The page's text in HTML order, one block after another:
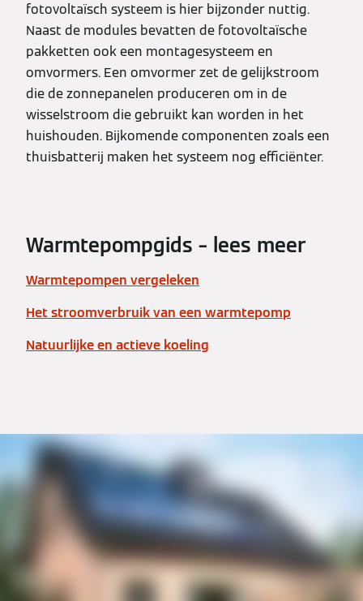
fotovoltaïsch systeem is hier bijzonder nuttig.
Naast de modules bevatten de fotovoltaïsche
pakketten ook een montagesysteem en
omvormers. Een omvormer zet de gelijkstroom
die de zonnepanelen produceren om in de
wisselstroom die gebruikt kan worden in het
huishouden. Bijkomende componenten zoals een
thuisbatterij maken het systeem nog efficiënter.
Warmtepompgids – lees meer
Warmtepompen vergeleken
Het stroomverbruik van een warmtepomp
Natuurlijke en actieve koeling